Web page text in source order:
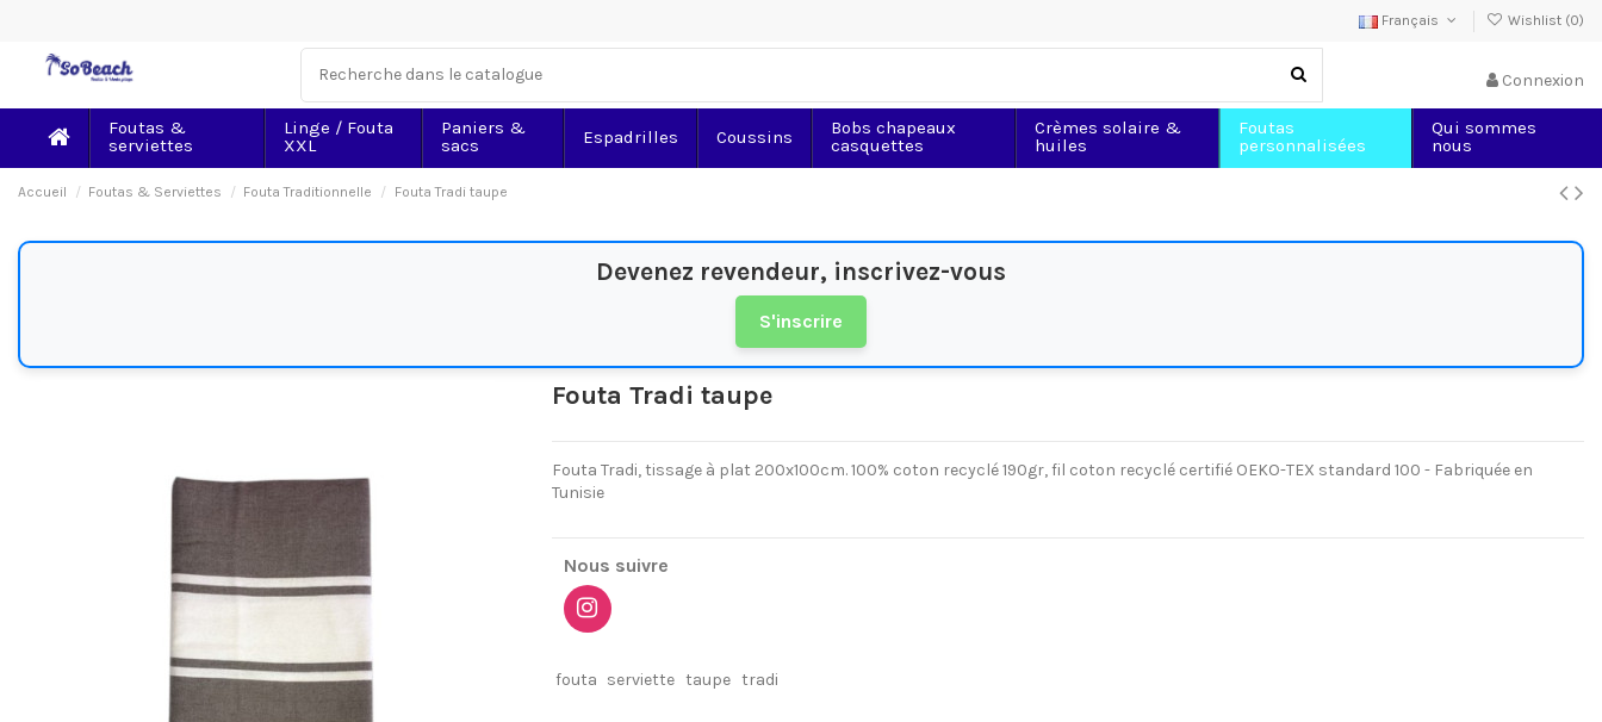
Français Wishlist (0)
Connexion
Foutas &
serviettes
Linge / Fouta
XXL
Paniers &
sacs
Espadrilles Coussins
Bobs chapeaux
casquettes
Crèmes solaire &
huiles
Foutas
personnalisées
Qui sommes
nous
Accueil Foutas & Serviettes Fouta Traditionnelle Fouta Tradi taupe
Devenez revendeur, inscrivez-vous
S'inscrire
Fouta Tradi taupe
Fouta Tradi, tissage à plat 200x100cm. 100% coton recyclé 190gr, fil coton recyclé certifié OEKO-TEX standard 100 - Fabriquée en
Tunisie
Nous suivre
fouta serviette taupe tradi